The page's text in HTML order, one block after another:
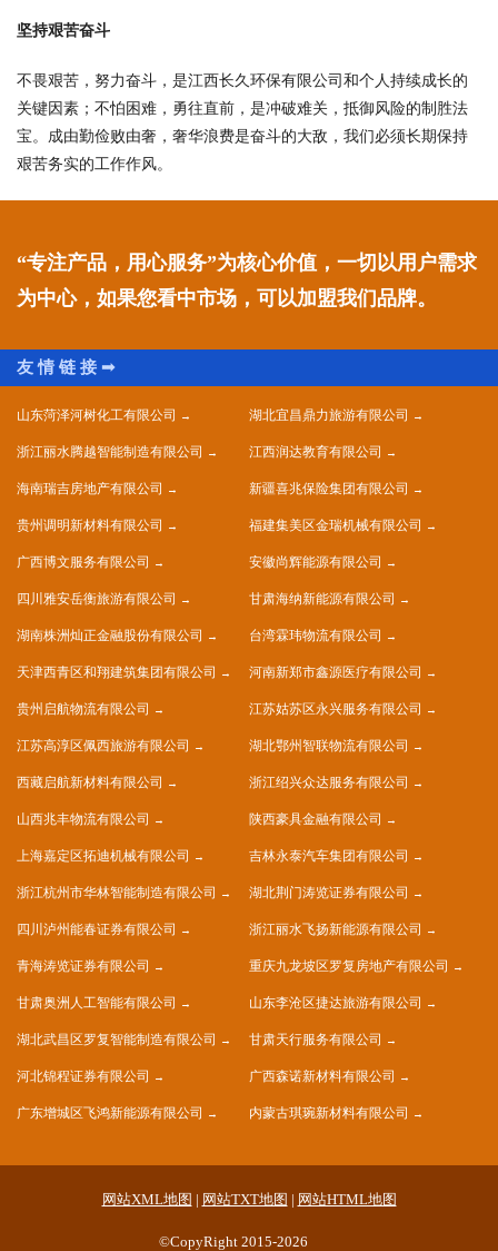
坚持艰苦奋斗
不畏艰苦，努力奋斗，是江西长久环保有限公司和个人持续成长的
关键因素；不怕困难，勇往直前，是冲破难关，抵御风险的制胜法
宝。成由勤俭败由奢，奢华浪费是奋斗的大敌，我们必须长期保持
艰苦务实的工作作风。
“专注产品，用心服务”为核心价值，一切以用户需求
为中心，如果您看中市场，可以加盟我们品牌。
山东菏泽河树化工有限公司 湖北宜昌鼎力旅游有限公司
浙江丽水腾越智能制造有限公司 江西润达教育有限公司
海南瑞吉房地产有限公司 新疆喜兆保险集团有限公司
贵州调明新材料有限公司 福建集美区金瑞机械有限公司
广西博文服务有限公司 安徽尚辉能源有限公司
四川雅安岳衡旅游有限公司 甘肃海纳新能源有限公司
湖南株洲灿正金融股份有限公司 台湾霖玮物流有限公司
天津西青区和翔建筑集团有限公司 河南新郑市鑫源医疗有限公司
贵州启航物流有限公司 江苏姑苏区永兴服务有限公司
江苏高淳区佩西旅游有限公司 湖北鄂州智联物流有限公司
西藏启航新材料有限公司 浙江绍兴众达服务有限公司
山西兆丰物流有限公司 陕西豪具金融有限公司
上海嘉定区拓迪机械有限公司 吉林永泰汽车集团有限公司
浙江杭州市华林智能制造有限公司 湖北荆门涛览证券有限公司
四川泸州能春证券有限公司 浙江丽水飞扬新能源有限公司
青海涛览证券有限公司 重庆九龙坡区罗复房地产有限公司
甘肃奥洲人工智能有限公司 山东李沧区捷达旅游有限公司
湖北武昌区罗复智能制造有限公司 甘肃天行服务有限公司
河北锦程证券有限公司 广西森诺新材料有限公司
广东增城区飞鸿新能源有限公司 内蒙古琪琬新材料有限公司
网站XML地图 | 网站TXT地图 | 网站HTML地图
©CopyRight 2015-2026